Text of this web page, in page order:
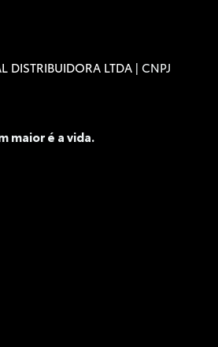
DISTRIBUIDORA LTDA | CNPJ
maior é a vida.